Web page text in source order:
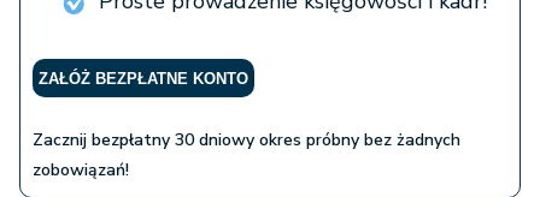
ZAŁÓŻ BEZPŁATNE KONTO
Zacznij bezpłatny 30 dniowy okres próbny bez żadnych
zobowiązań!